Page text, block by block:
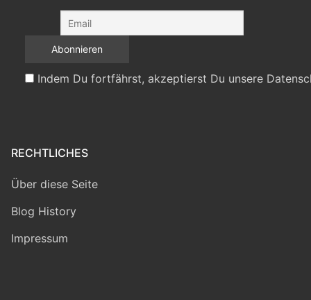
Indem Du fortfährst, akzeptierst Du unsere
RECHTLICHES
Über diese Seite
Blog History
Impressum